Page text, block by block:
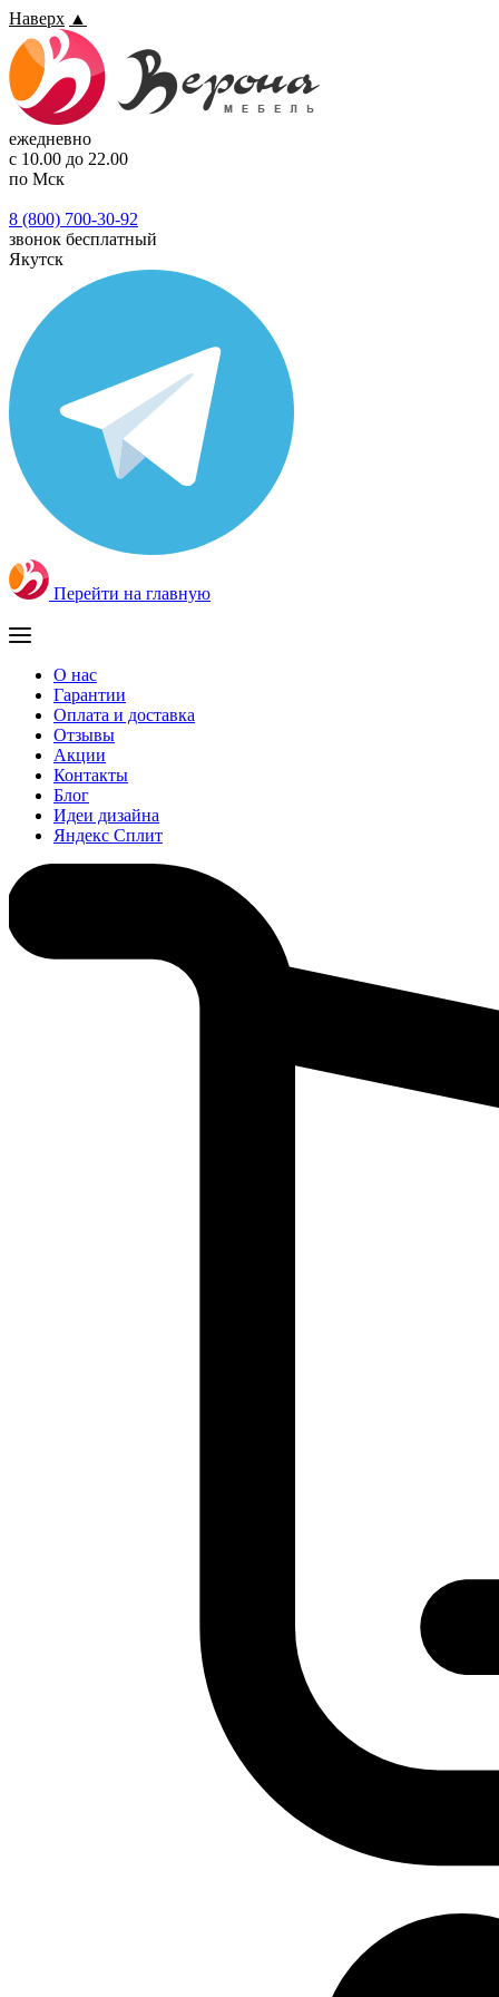
Наверх ▲
ежедневно
с 10.00 до 22.00
по Мск
8 (800) 700-30-92
звонок бесплатный
Якутск
Перейти на главную
О нас
Гарантии
Оплата и доставка
Отзывы
Акции
Контакты
Блог
Идеи дизайна
Яндекс Сплит